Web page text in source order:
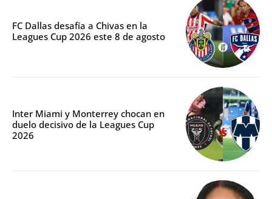
FC Dallas desafía a Chivas en la
Leagues Cup 2026 este 8 de agosto
Inter Miami y Monterrey chocan en
duelo decisivo de la Leagues Cup
2026